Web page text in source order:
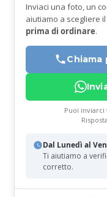
Inviaci una foto, un
aiutiamo a scegliere
prima di ordinare.
Puoi
Dal Lunedì al
Ti aiutiamo a
corretto.